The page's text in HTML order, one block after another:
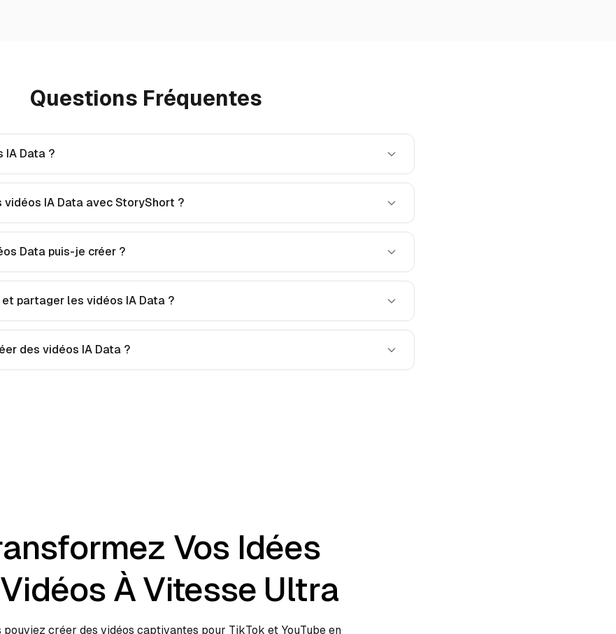
Questions Fréquentes
IA Data ?
vidéos IA Data avec StoryShort ?
Data puis-je créer ?
partager les vidéos IA Data ?
des vidéos IA Data ?
Vos Idées
À Vitesse Ultra
pouviez créer des vidéos captivantes pour TikTok et YouTube en